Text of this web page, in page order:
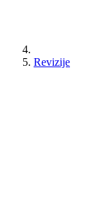
Revizije